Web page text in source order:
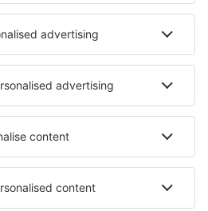
Hoteluri în Hejls
în South West Rocks
Hoteluri în Hurn